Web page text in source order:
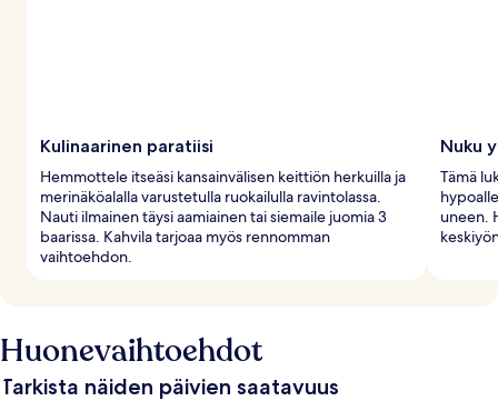
Kulinaarinen paratiisi
Hemmottele itseäsi kansainvälisen keittiön herkuilla ja
merinäköalalla varustetulla ruokailulla ravintolassa.
Nauti ilmainen täysi aamiainen tai siemaile juomia 3
baarissa. Kahvila tarjoaa myös rennomman
vaihtoehdon.
Nuku
Tämä
uneen.
Huonevaihtoehdot
Tarkista näiden päivien saatavuus